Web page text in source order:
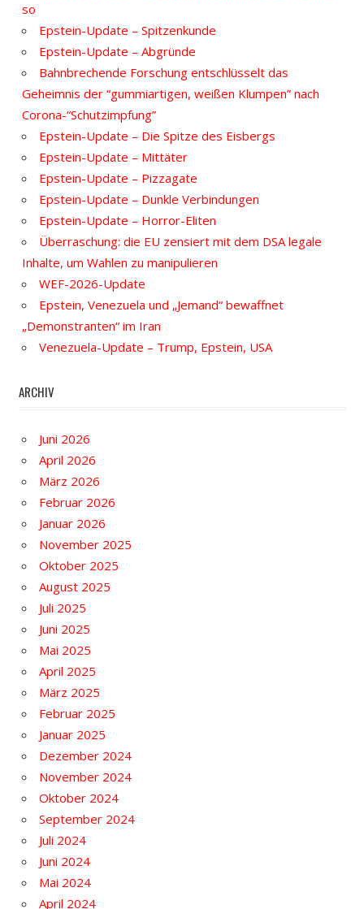
so
Epstein-Update – Spitzenkunde
Epstein-Update – Abgründe
Bahnbrechende Forschung entschlüsselt das
Geheimnis der “gummiartigen, weißen Klumpen” nach
Corona-“Schutzimpfung”
Epstein-Update – Die Spitze des Eisbergs
Epstein-Update – Mittäter
Epstein-Update – Pizzagate
Epstein-Update – Dunkle Verbindungen
Epstein-Update – Horror-Eliten
Überraschung: die EU zensiert mit dem DSA legale
Inhalte, um Wahlen zu manipulieren
WEF-2026-Update
Epstein, Venezuela und „Jemand“ bewaffnet
„Demonstranten“ im Iran
Venezuela-Update – Trump, Epstein, USA
ARCHIV
Juni 2026
April 2026
März 2026
Februar 2026
Januar 2026
November 2025
Oktober 2025
August 2025
Juli 2025
Juni 2025
Mai 2025
April 2025
März 2025
Februar 2025
Januar 2025
Dezember 2024
November 2024
Oktober 2024
September 2024
Juli 2024
Juni 2024
Mai 2024
April 2024